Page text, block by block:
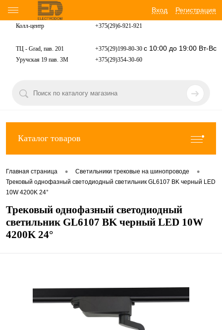
Вход Регистрация
Колл-центр +375(29)6-921-921
ТЦ - Grad, пав. 201 +375(29)199-80-30 с 10:00 до 19:00 Вт-Вс
Уручская 19 пав. 3М +375(29)354-30-60
Каталог товаров
Главная страница • Светильники трековые на шинопроводе •
Трековый однофазный светодиодный светильник GL6107 BK черный LED
10W 4200K 24°
Трековый однофазный светодиодный
светильник GL6107 BK черный LED 10W
4200K 24°